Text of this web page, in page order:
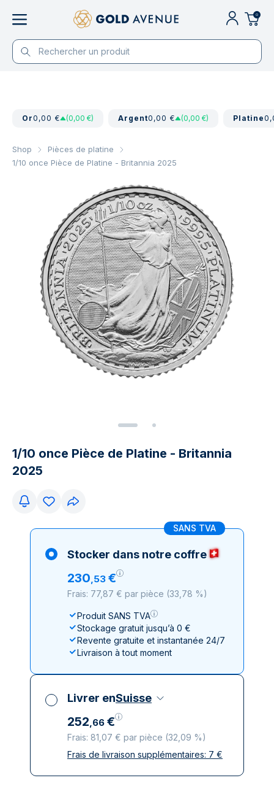
0
Or0,00 € (0,00 €) Argent0,00 € (0,00 €) Platine
Shop
Pièces de platine
1/10 once Pièce de Platine - Britannia 2025
1/10 once Pièce de Platine - Britannia
2025
SANS TVA
Stocker dans notre coffre
230,53 €
Frais: 77,87 € par pièce (33,78 %)
Produit SANS TVA
Stockage gratuit jusqu’à 0 €
Revente gratuite et instantanée 24/7
Livraison à tout moment
Livrer enSuisse
252,66 €
Frais: 81,07 € par pièce (32,09 %)
Toutes taxes comprises
Frais de livraison supplémentaires: 7 €